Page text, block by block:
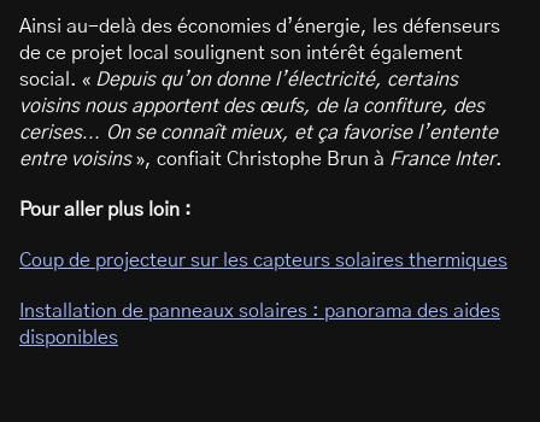
Ainsi au-delà des économies d’énergie, les défenseurs
de ce projet local soulignent son intérêt également
social. « Depuis qu’on donne l’électricité, certains
voisins nous apportent des œufs, de la confiture, des
cerises… On se connaît mieux, et ça favorise l’entente
entre voisins», confiait Christophe Brun à France Inter.
Pour aller plus loin :
Coup de projecteur sur les capteurs solaires thermiques
Installation de panneaux solaires : panorama des aides
disponibles